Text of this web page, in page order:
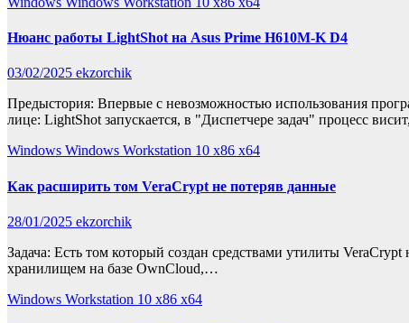
Нюанс работы LightShot на Asus Prime H610M-K D4
03/02/2025 ekzorchik
Предыстория: Впервые с невозможностью использования
лице: LightShot запускается, в "Диспетчере задач" процесс
Windows Windows Workstation 10 x86 x64
Как расширить том VeraCrypt не потеряв данные
28/01/2025 ekzorchik
Задача: Есть том который создан средствами утилиты
хранилищем на базе OwnCloud,…
Windows Workstation 10 x86 x64